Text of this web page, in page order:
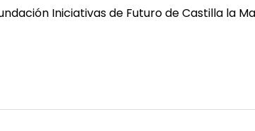
Iniciativas de Futuro de Castilla la